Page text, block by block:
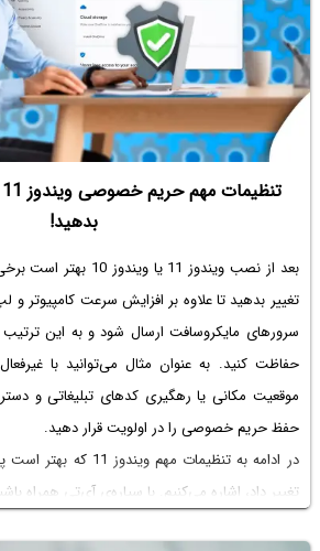
بدهید!
بعد از نصب ویندوز 11 یا
تغییر بدهید تا علاوه بر افزایش سرعت کامپیوتر و
سرورهای مایکروسافت ارسال شود و به این
حفاظت کنید. به عنوان مثال می‌توانید با
موقعیت مکانی یا رهگیری کدهای تبلیغاتی و
حفظ حریم خصوصی را در اولویت قرار دهید.
در ادامه به تنظیمات
تغییر داد، اشاره می‌کنیم. با سیاره‌ی آی‌تی همراه